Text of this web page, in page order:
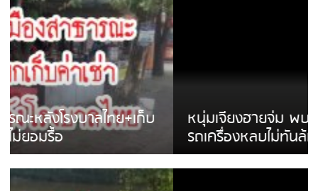
หนุ่มเจียงฮายจ่ม พบถังน้ำดื่มตกกลางถนน
รถเครื่องหลบไม่ทันล้มบาดเจ็บ